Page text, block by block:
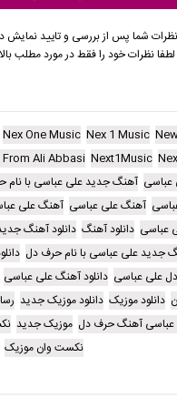
نظرات شما پس از بررسی و تایید نمایش
لطفا نظرات خود را فقط در مورد مطلب
Nex 1 Music
Nex One Music
Next1Music
Ali Abbasi
آهنگ جدید علی عباسی با نام
آهنگ علی عباسی آهنگ علی
عباسی دانلود آهنگ دانلود آهنگ
جدید علی عباسی با نام حرف دل
علی عباسی دانلود آهنگ علی عباسی
دانلود موزیک دانلود موزیک جدید
عباسی آهنگ حرف دل موزیک جدید
نکست وان موزیک